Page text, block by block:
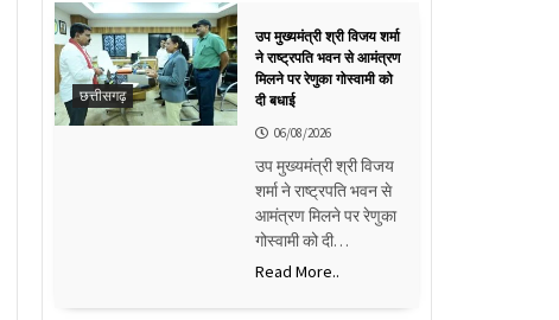
छत्तीसगढ़
उप मुख्यमंत्री श्री विजय शर्मा
ने राष्ट्रपति भवन से आमंत्रण
मिलने पर रेणुका गोस्वामी को
दी बधाई
06/08/2026
उप मुख्यमंत्री श्री विजय
शर्मा ने राष्ट्रपति भवन से
आमंत्रण मिलने पर रेणुका
गोस्वामी को दी…
Read More..